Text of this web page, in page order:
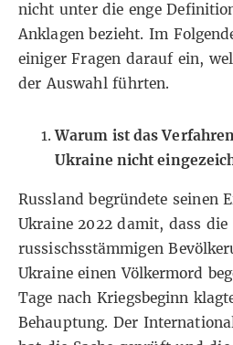
nicht unter die enge
Anklagen bezieht. Im
einiger Fragen darauf ein,
der Auswahl führten.
Warum ist das
Ukraine nicht
Russland begründete seinen
Ukraine 2022 damit, dass die
russischsstämmigen
Ukraine einen Völkermord
Tage nach Kriegsbeginn
Behauptung. Der